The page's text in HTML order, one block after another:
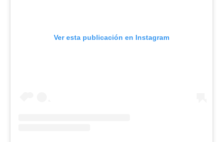
Ver esta publicación en Instagram